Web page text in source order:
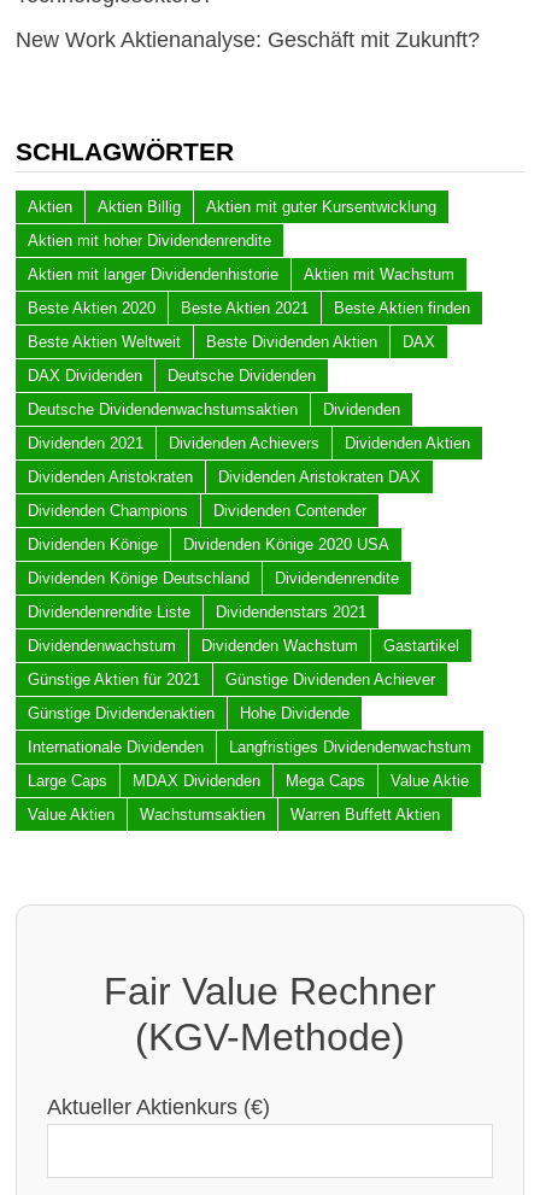
New Work Aktienanalyse: Geschäft mit Zukunft?
SCHLAGWÖRTER
Aktien Aktien Billig
Aktien mit guter Kursentwicklung
Aktien mit hoher Dividendenrendite
Aktien mit langer Dividendenhistorie
Aktien mit Wachstum
Beste Aktien 2020
Beste Aktien 2021
Beste Aktien finden
Beste Aktien Weltweit
Beste Dividenden Aktien
DAX
DAX Dividenden
Deutsche Dividenden
Deutsche Dividendenwachstumsaktien
Dividenden
Dividenden 2021
Dividenden Achievers
Dividenden Aktien
Dividenden Aristokraten
Dividenden Aristokraten DAX
Dividenden Champions
Dividenden Contender
Dividenden Könige
Dividenden Könige 2020 USA
Dividenden Könige Deutschland
Dividendenrendite
Dividendenrendite Liste
Dividendenstars 2021
Dividendenwachstum
Dividenden Wachstum
Gastartikel
Günstige Aktien für 2021
Günstige Dividenden Achiever
Günstige Dividendenaktien
Hohe Dividende
Internationale Dividenden
Langfristiges Dividendenwachstum
Large Caps
MDAX Dividenden Mega Caps
Value Aktie
Value Aktien
Wachstumsaktien Warren Buffett Aktien
Fair Value Rechner
(KGV-Methode)
Aktueller Aktienkurs (€)